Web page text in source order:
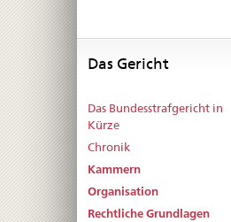
Das Gericht
Das Bundesstrafgericht in
Kürze
Chronik
Kammern
Organisation
Rechtliche Grundlagen